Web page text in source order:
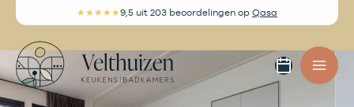
de
inhoud
★★★★★9,5 uit 203 beoordelingen op Qasa
maken